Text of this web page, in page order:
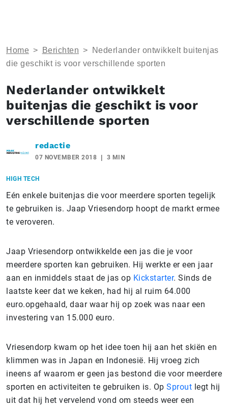
Home > Berichten >
Nederlander ontwikkelt buitenjas
die geschikt is voor verschillende sporten
Nederlander ontwikkelt
buitenjas die geschikt is voor
verschillende sporten
redactie
07 NOVEMBER 2018 3 MIN
HIGH TECH
Eén enkele buitenjas die voor meerdere sporten tegelijk
te gebruiken is. Jaap Vriesendorp hoopt de markt ermee
te veroveren.
Jaap Vriesendorp ontwikkelde een jas die je voor
meerdere sporten kan gebruiken. Hij werkte er een jaar
aan en inmiddels staat de jas op Kickstarter. Sinds de
laatste keer dat we keken, had hij al ruim 64.000
euro.opgehaald, daar waar hij op zoek was naar een
investering van 15.000 euro.
Vriesendorp kwam op het idee toen hij aan het skiën en
klimmen was in Japan en Indonesië. Hij vroeg zich
ineens af waarom er geen jas bestond die voor meerdere
sporten en activiteiten te gebruiken is. Op Sprout legt hij
uit dat hij het vervelend vond om steeds weer een